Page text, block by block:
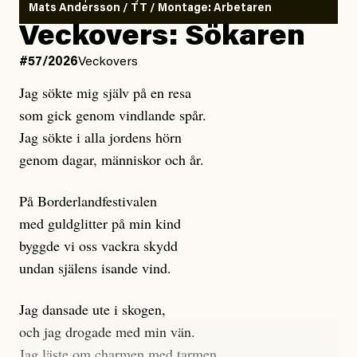
Kuhn och Sassarinis-McGowan hävdar att
Dagens ETC arbetar med ”opålitliga källor” för att
klickbete är inte intressant för Dagens ETC.
Journalistiken är låst. En klatschig men korrekt rubrik
gör förhoppningsvis att en nyfiken beställer
prenumeration, men den avslutas sekunder senare om
dessa granskningar på olika källor, alltifrån domar till
en mängd intervjupersoner, inklusive generös
möjlighet att bemöta för såväl personen vars motiv att
engagera sig i Palestinarörelsen ifrågasätts som de
grupper där Säpo-resursen samlade in uppgifter.
Researchen är grundlig.
Mats Andersson / TT / Montage: Arbetaren
Veckovers: Sökaren
#57/2026Veckovers
Jag sökte mig själv på en resa
som gick genom vindlande spår.
Jag sökte i alla jordens hörn
genom dagar, människor och år.
På Borderlandfestivalen
med guldglitter på min kind
byggde vi oss vackra skydd
undan själens isande vind.
Jag dansade ute i skogen,
och jag drogade med min vän.